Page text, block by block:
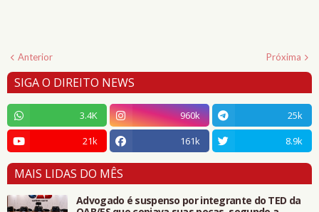
Anterior Próxima
SIGA O DIREITO NEWS
3.4K 960k
25k
21k
161k 8.9k
MAIS LIDAS DO MÊS
Advogado é suspenso por integrante do TED da